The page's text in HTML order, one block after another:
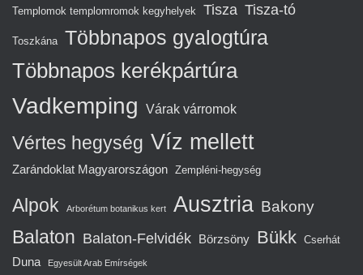
Templomok templomromok kegyhelyek
Tisza Tisza-tó
Toszkána Többnapos gyalogtúra
Többnapos kerékpártúra
Vadkemping Várak várromok
Vértes hegység Víz mellett
Zarándoklat Magyarországon Zempléni-hegység
Alpok Arborétum botanikus kert Ausztria Bakony
Balaton Balaton-Felvidék Börzsöny Bükk Cserhát
Duna Egyesült Arab Emírségek